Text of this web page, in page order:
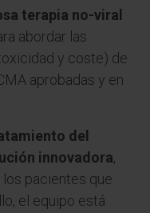
terapia no-viral
abordar las
y coste) de
aprobadas y en
del
innovadora,
pacientes que
el equipo está